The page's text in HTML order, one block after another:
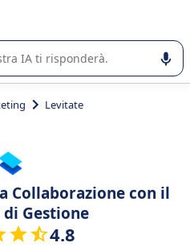
o nella scelta di un
Levitate
Collaborazione con il
Gestione
4.8